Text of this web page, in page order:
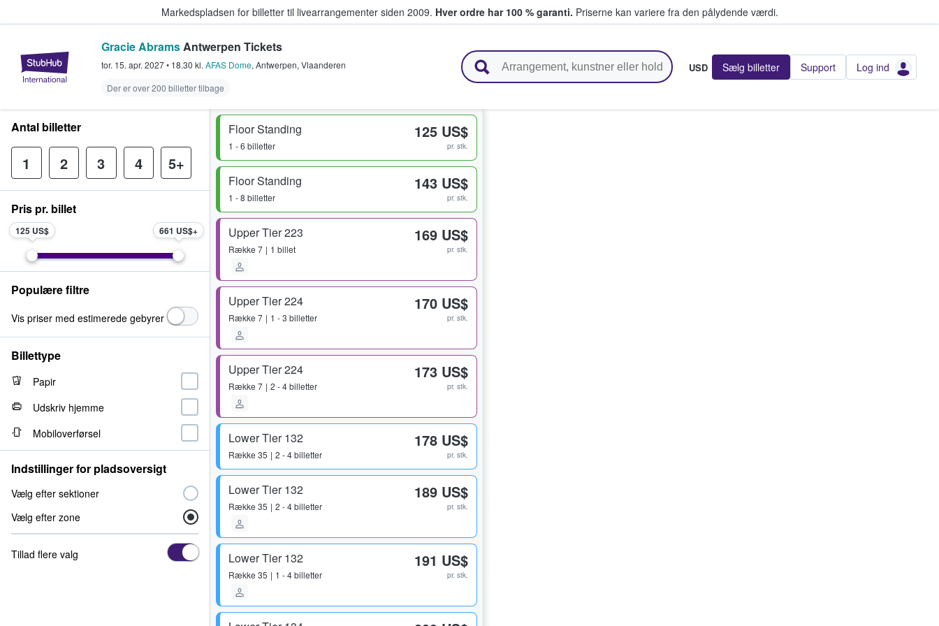
Markedspladsen for billetter til livearrangementer siden 2009. Hver ordre har 100 % garanti. Priserne kan variere fra den pålydende værdi.
StubHub - Hvor fans køber og sælger billetter
Gracie AbramsAntwerpen Tickets
tor. 15. apr. 2027• 18.30 kl. AFAS Dome, Antwerpen, Vlaanderen
Der er over 200 billetter tilbage
USD Sælg billetter Support Log ind
Floor Standing
1 - 6 billetter
125 US$
pr. stk.
Floor Standing
1 - 8 billetter
143 US$
pr. stk.
Upper Tier 223
Række 7 1 billet
169 US$
pr. stk.
Upper Tier 224
Række 7 1 - 3 billetter
170 US$
pr. stk.
Upper Tier 224
Række 7 2 - 4 billetter
173 US$
pr. stk.
Lower Tier 132
Række 35 2 - 4 billetter
178 US$
pr. stk.
Lower Tier 132
Række 35 2 - 4 billetter
189 US$
pr. stk.
Lower Tier 132
Række 35 1 - 4 billetter
191 US$
pr. stk.
Antal billetter
1 2 3 4 5+
Pris pr. billet
125 US$ 661 US$
Populære filtre
Vis priser med estimerede gebyrer
Billettype
Papir
Udskriv hjemme
Mobiloverførsel
Indstillinger for pladsoversigt
Vælg efter sektioner
Vælg efter zone
Tillad flere valg